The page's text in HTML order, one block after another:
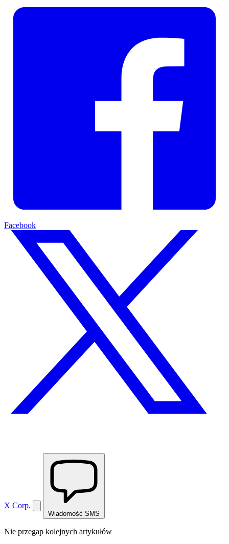
Facebook
X Corp.
Wiadomość SMS
Nie przegap kolejnych artykułów